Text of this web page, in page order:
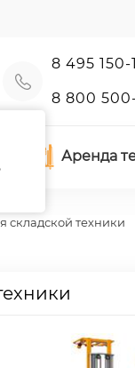
8 495 150-
8 800
Аренда
складской техники